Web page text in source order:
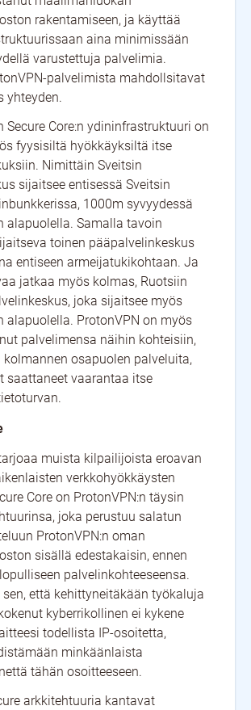
rakentamiseen, ja käyttää
aina minimissään
varustettuja palvelimia.
palvelimista mahdollsitavat
yhteyden.
Secure Core:n ydininfrastruktuuri on
fyysisiltä hyökkäyksiltä itse
Nimittäin Sveitsin
sijaitsee entisessä Sveitsin
1000m syvyydessä
alapuolella. Samalla tavoin
toinen pääpalvelinkeskus
entiseen armeijatukikohtaan. Ja
jatkaa myös kolmas, Ruotsiin
joka sijaitsee myös
alapuolella. ProtonVPN on myös
palvelimensa näihin kohteisiin,
osapuolen palveluita,
saattaneet vaarantaa itse
muista kilpailijoista eroavan
verkkohyökkäysten
Core on ProtonVPN:n täysin
joka perustuu salatun
ProtonVPN:n oman
sisällä edestakaisin, ennen
palvelinkohteeseensa.
että kehittyneitäkään työkaluja
kyberrikollinen ei kykene
todellista IP-osoitetta,
minkäänlaista
tähän osoitteeseen.
arkkitehtuuria kantavat